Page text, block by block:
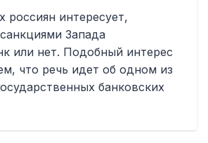
россиян интересует,
Запада
или нет. Подобный интерес
что речь идет об одном из
банковских